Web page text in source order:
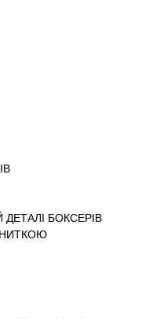
ДЕТАЛІ БОКСЕРІВ